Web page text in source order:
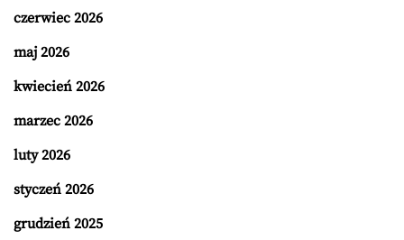
czerwiec 2026
maj 2026
kwiecień 2026
marzec 2026
luty 2026
styczeń 2026
grudzień 2025